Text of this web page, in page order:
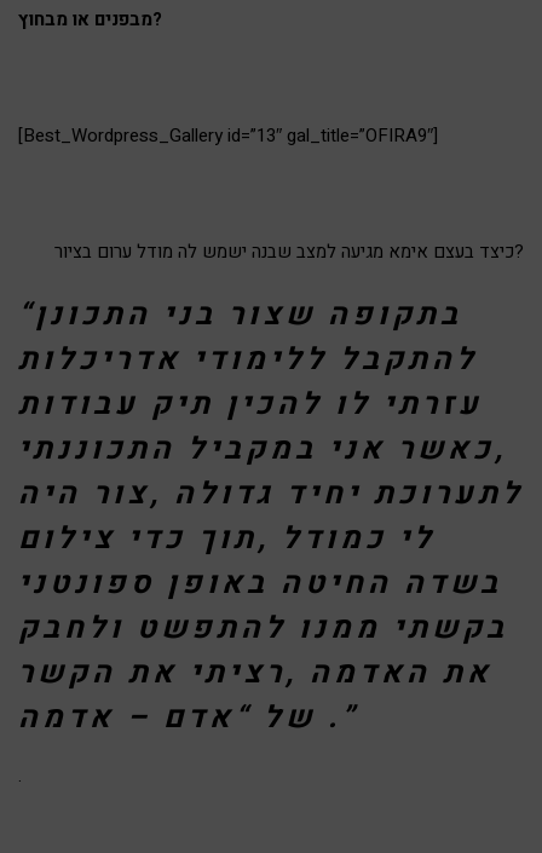
מבפנים או מבחוץ?
[Best_Wordpress_Gallery id=”13″ gal_title=”OFIRA9″]
כיצד בעצם אימא מגיעה למצב שבנה ישמש לה מודל ערום בציור?
“בתקופה שצור בני התכונן
להתקבל ללימודי אדריכלות
עזרתי לו להכין תיק עבודות
,כאשר אני במקביל התכוננתי
לתערוכת יחיד גדולה ,צור היה
לי כמודל ,תוך כדי צילום
בשדה החיטה באופן ספונטני
בקשתי ממנו להתפשט ולחבק
את האדמה ,רציתי את הקשר
של “אדם – אדמה .”
.